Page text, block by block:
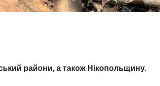
райони, а також Нікопольщину.